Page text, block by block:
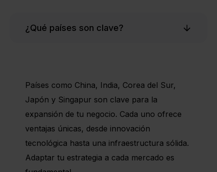
¿Qué países son clave?
Países como China, India, Corea del Sur,
Japón y Singapur son clave para la
expansión de tu negocio. Cada uno ofrece
ventajas únicas, desde innovación
tecnológica hasta una infraestructura sólida.
Adaptar tu estrategia a cada mercado es